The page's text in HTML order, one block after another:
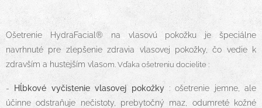
Ošetrenie HydraFacial® na vlasovú pokožku je špeciálne
navrhnuté pre zlepšenie zdravia vlasovej pokožky, čo vedie k
zdravším a hustejším vlasom. Vďaka ošetreniu docielite :
- Hĺbkové vyčistenie vlasovej pokožky : ošetrenie jemne, ale
účinne odstraňuje nečistoty, prebytočný maz, odumreté kožné